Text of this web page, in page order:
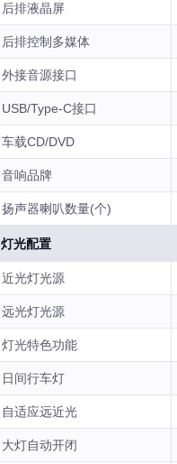
后排液晶屏
后排控制多媒体
外接音源接口
USB/Type-C接口
车载CD/DVD
音响品牌
扬声器喇叭数量(个)
灯光配置
近光灯光源
远光灯光源
灯光特色功能
日间行车灯
自适应远近光
大灯自动开闭